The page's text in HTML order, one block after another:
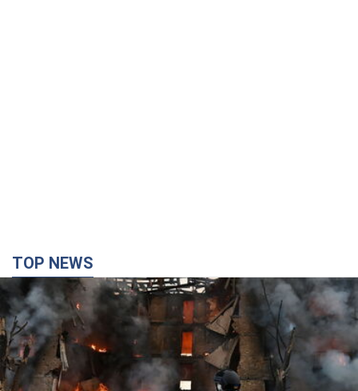
баллистики в Украине: что будет далее?
Интервью с Шарпом
В июле страна-агрессор установила "рекорд" по количеству
запущенных по Украине баллистических ракет
4 години тому 46,8 т.